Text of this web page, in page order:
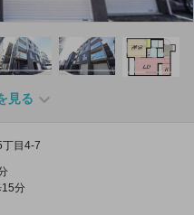
見る
目4-7
15分